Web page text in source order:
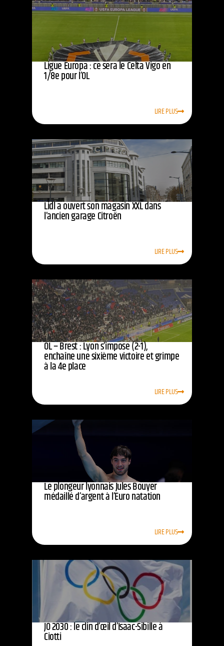
Ligue Europa : ce sera le Celta Vigo en
1/8e pour l’OL
LIRE PLUS
Lidl a ouvert son magasin XXL dans
l’ancien garage Citroën
LIRE PLUS
OL – Brest : Lyon s’impose (2-1),
enchaîne une sixième victoire et grimpe
à la 4e place
LIRE PLUS
Le plongeur lyonnais Jules Bouyer
médaillé d’argent à l’Euro natation
LIRE PLUS
JO 2030 : le clin d’œil d’Isaac-Sibille à
Ciotti